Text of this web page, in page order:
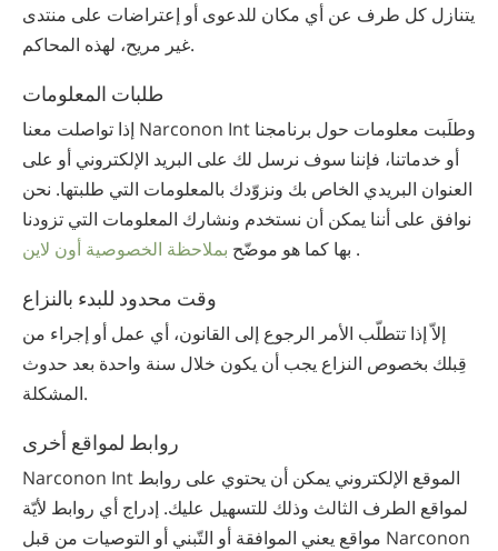
يتنازل كل طرف عن أي مكان للدعوى أو إعتراضات على منتدى
غير مريح، لهذه المحاكم.
طلبات المعلومات
إذا تواصلت معنا Narconon Int وطلَبت معلومات حول برنامجنا
أو خدماتنا، فإننا سوف نرسل لك على البريد الإلكتروني أو على
العنوان البريدي الخاص بك ونزوّدك بالمعلومات التي طلبتها. نحن
نوافق على أننا يمكن أن نستخدم ونشارك المعلومات التي تزودنا
بها كما هو موضّح بملاحظة الخصوصية أون لاين .
وقت محدود للبدء بالنزاع
إلاّ إذا تتطلّب الأمر الرجوع إلى القانون، أي عمل أو إجراء من
قِبلك بخصوص النزاع يجب أن يكون خلال سنة واحدة بعد حدوث
المشكلة.
روابط لمواقع أخرى
Narconon Int الموقع الإلكتروني يمكن أن يحتوي على روابط
لمواقع الطرف الثالث وذلك للتسهيل عليك. إدراج أي روابط لأيّة
مواقع يعني الموافقة أو التّبني أو التوصيات من قبل Narconon